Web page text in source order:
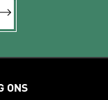
ONS